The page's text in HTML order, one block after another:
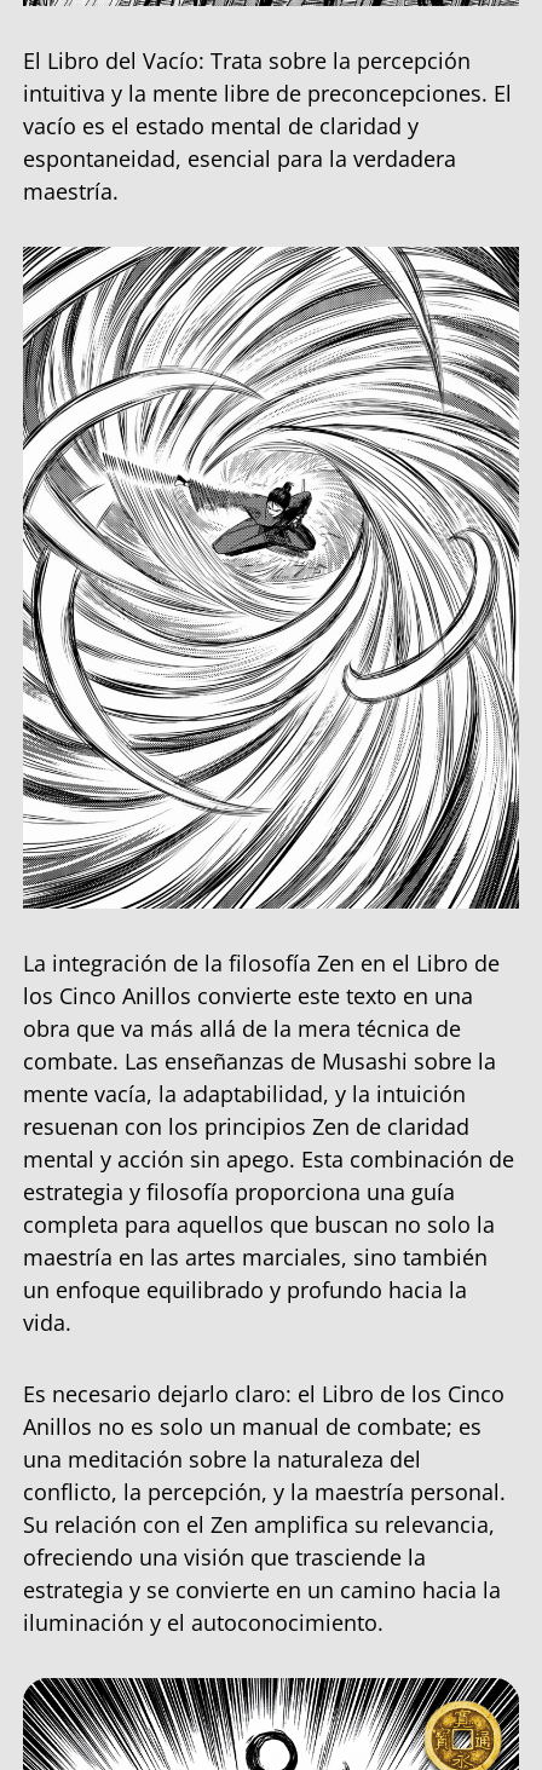
El Libro del Vacío: Trata sobre la percepción
intuitiva y la mente libre de preconcepciones. El
vacío es el estado mental de claridad y
espontaneidad, esencial para la verdadera
maestría.
La integración de la filosofía Zen en el Libro de
los Cinco Anillos convierte este texto en una
obra que va más allá de la mera técnica de
combate. Las enseñanzas de Musashi sobre la
mente vacía, la adaptabilidad, y la intuición
resuenan con los principios Zen de claridad
mental y acción sin apego. Esta combinación de
estrategia y filosofía proporciona una guía
completa para aquellos que buscan no solo la
maestría en las artes marciales, sino también
un enfoque equilibrado y profundo hacia la
vida.
Es necesario dejarlo claro: el Libro de los Cinco
Anillos no es solo un manual de combate; es
una meditación sobre la naturaleza del
conflicto, la percepción, y la maestría personal.
Su relación con el Zen amplifica su relevancia,
ofreciendo una visión que trasciende la
estrategia y se convierte en un camino hacia la
iluminación y el autoconocimiento.